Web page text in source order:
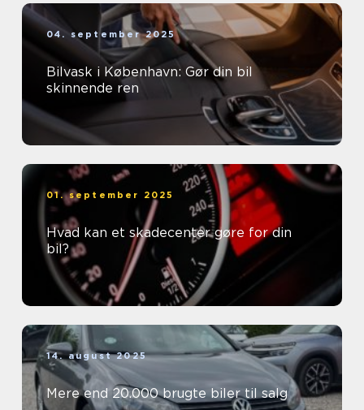
04. september 2025
Bilvask i København: Gør din bil
skinnende ren
01. september 2025
Hvad kan et skadecenter gøre for din
bil?
14. august 2025
Mere end 20.000 brugte biler til salg